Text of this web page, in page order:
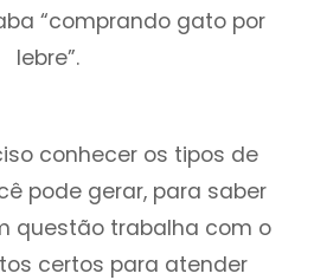
“comprando gato por
lebre”.
conhecer os tipos de
pode gerar, para saber
questão trabalha com o
certos para atender